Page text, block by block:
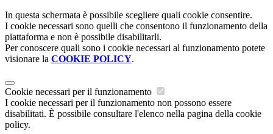
In questa schermata è possibile scegliere quali cookie consentire.
I cookie necessari sono quelli che consentono il funzionamento della
piattaforma e non è possibile disabilitarli.
Per conoscere quali sono i cookie necessari al funzionamento potete
visionare la COOKIE POLICY.
Cookie necessari per il funzionamento
I cookie necessari per il funzionamento non possono essere
disabilitati. È possibile consultare l'elenco nella pagina della cookie
policy.